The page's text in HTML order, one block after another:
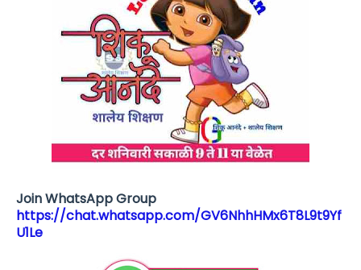
Join WhatsApp Group
https://chat.whatsapp.com/GV6NhhHMx6T8L9t9Yf
U1Le